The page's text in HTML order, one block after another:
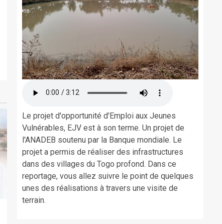
Le projet d'opportunité d'Emploi aux Jeunes
Vulnérables, EJV est à son terme. Un projet de
l'ANADEB soutenu par la Banque mondiale. Le
projet a permis de réaliser des infrastructures
dans des villages du Togo profond. Dans ce
reportage, vous allez suivre le point de quelques
unes des réalisations à travers une visite de
terrain.